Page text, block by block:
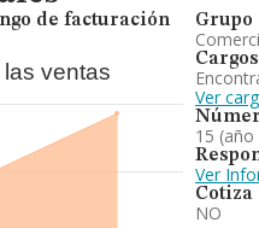
de facturación
ventas
Grupo
Cargos
Ver
15 (año
Ver
Cotiza
NO